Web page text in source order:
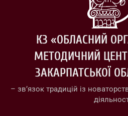
КЗ «ОБЛАСНИЙ
МЕТОДИЧНИЙ
ЗАКАРПАТСЬКОЇ
– зв’язок традицій із